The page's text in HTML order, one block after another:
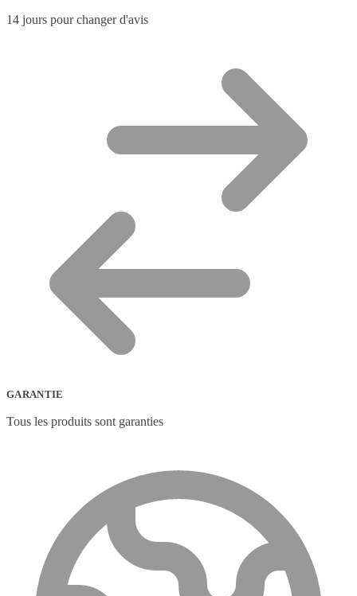
14 jours pour changer d'avis
GARANTIE
Tous les produits sont garanties